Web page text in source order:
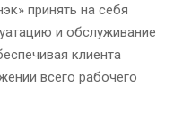
принять на себя
и обслуживание
клиента
всего рабочего